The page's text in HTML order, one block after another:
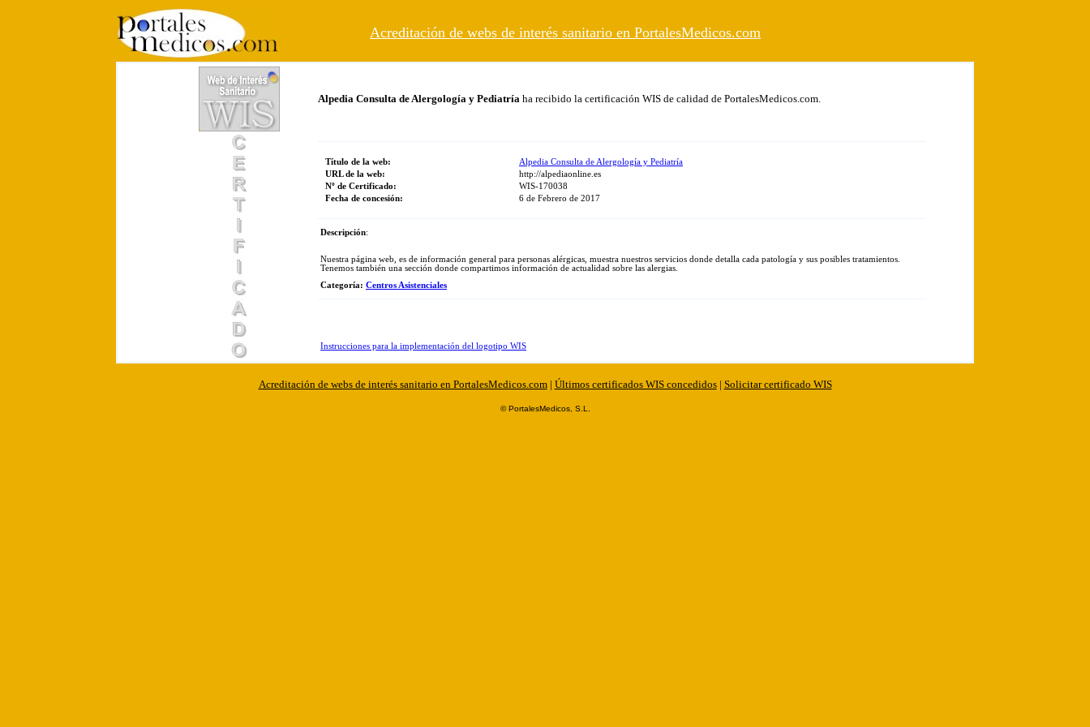
Acreditación de webs de interés sanitario en PortalesMedicos.com
Alpedia Consulta de Alergología y Pediatría ha recibido la certificación WIS de calidad de PortalesMedicos.com.
Título de la web:
Alpedia Consulta de Alergología y Pediatría
URL de la web:
http://alpediaonline.es
Nº de Certificado:
WIS-170038
Fecha de concesión:
6 de Febrero de 2017
Descripción:
Nuestra página web, es de información general para personas alérgicas, muestra nuestros servicios donde detalla cada patología y sus posibles tratamientos.
Tenemos también una sección donde compartimos información de actualidad sobre las alergias.
Categoría: Centros Asistenciales
Instrucciones para la implementación del logotipo WIS
Acreditación de webs de interés sanitario en PortalesMedicos.com| Últimos certificados WIS concedidos| Solicitar certificado WIS
© PortalesMedicos, S.L.